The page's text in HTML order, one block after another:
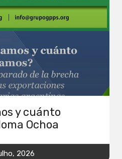
y cuánto
Ochoa
2026